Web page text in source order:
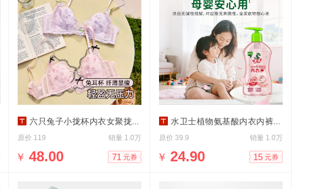
六只兔子小拢杯内衣女聚拢小胸
原价 119 销量 1.0万
￥ 48.00 71 元券
水卫士植物氨基酸内衣内裤洗衣液
原价 39.9 销量 1.0万
￥ 24.90 15 元券